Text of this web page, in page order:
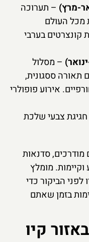
מרץ) – תערוכה
מכל העולם
קונצרטים בערבי
– מסלול
תאורה ססגונית,
אירוע פופולרי
צבעי שלכת
מודרכים, סדנאות
מומלץ
הביקור כדי
בזמן שאתם
קיו